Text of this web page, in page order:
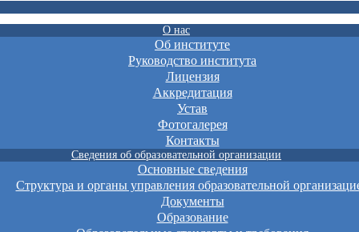
О нас
Об институте
Руководство института
Лицензия
Аккредитация
Устав
Фотогалерея
Контакты
Сведения об образовательной организации
Основные сведения
Структура и органы управления образовательной
Документы
Образование